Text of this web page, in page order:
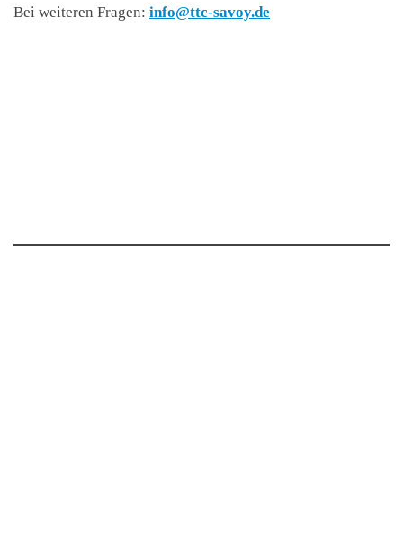
Bei weiteren Fragen: info@ttc-savoy.de